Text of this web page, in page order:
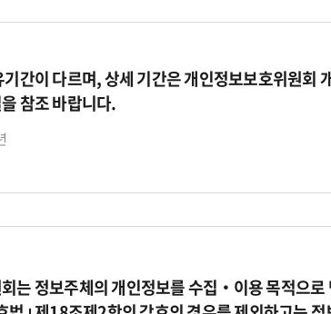
간이 다르며, 상세 기간은 개인정보보호위원회
참조 바랍니다.
는 정보주체의 개인정보를 수집‧이용 목적으로